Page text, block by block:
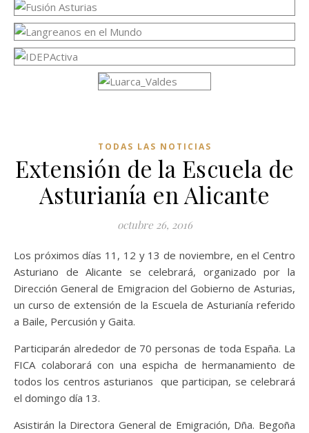
TODAS LAS NOTICIAS
Extensión de la Escuela de
Asturianía en Alicante
octubre 26, 2016
Los próximos días 11, 12 y 13 de noviembre, en el Centro
Asturiano de Alicante se celebrará, organizado por la
Dirección General de Emigracion del Gobierno de Asturias,
un curso de extensión de la Escuela de Asturianía referido
a Baile, Percusión y Gaita.
Participarán alrededor de 70 personas de toda España. La
FICA colaborará con una espicha de hermanamiento de
todos los centros asturianos que participan, se celebrará
el domingo día 13.
Asistirán la Directora General de Emigración, Dña. Begoña